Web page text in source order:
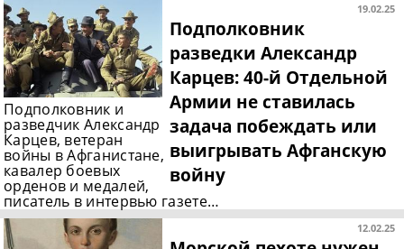
19.02.25
Подполковник
разведки Александр
Карцев: 40-й Отдельной
Армии не ставилась
задача побеждать или
выигрывать Афганскую
войну
Подполковник и
разведчик Александр
Карцев, ветеран
войны в Афганистане,
кавалер боевых
орденов и медалей,
писатель в интервью газете…
12.02.25